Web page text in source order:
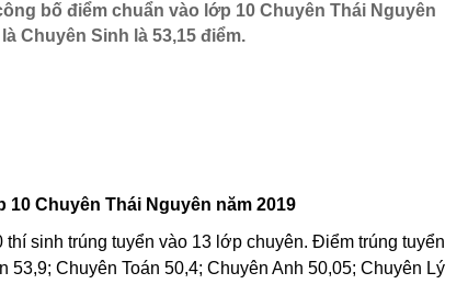
bố điểm chuẩn vào lớp 10 Chuyên Thái Nguyên
Chuyên Sinh là 53,15 điểm.
10 Chuyên Thái Nguyên năm 2019
sinh trúng tuyển vào 13 lớp chuyên. Điểm trúng tuyển
Chuyên Toán 50,4; Chuyên Anh 50,05; Chuyên Lý